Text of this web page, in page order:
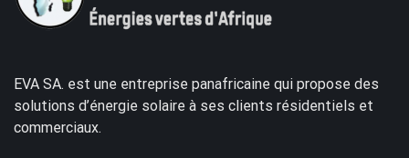
EVA SA. est une entreprise panafricaine qui propose des
solutions d’énergie solaire à ses clients résidentiels et
commerciaux.